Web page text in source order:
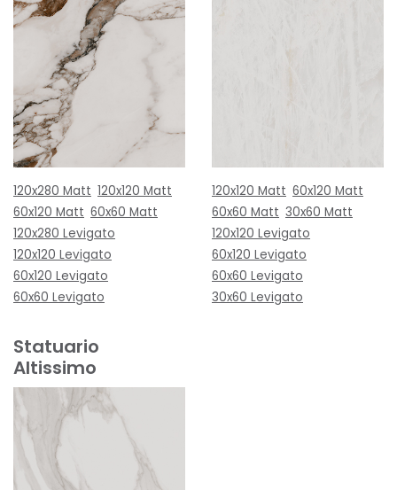
120x280 Matt 120x120 Matt
60x120 Matt 60x60 Matt
120x280 Levigato
120x120 Levigato
60x120 Levigato
60x60 Levigato
120x120 Matt 60x120 Matt
60x60 Matt 30x60 Matt
120x120 Levigato
60x120 Levigato
60x60 Levigato
30x60 Levigato
Statuario
Altissimo